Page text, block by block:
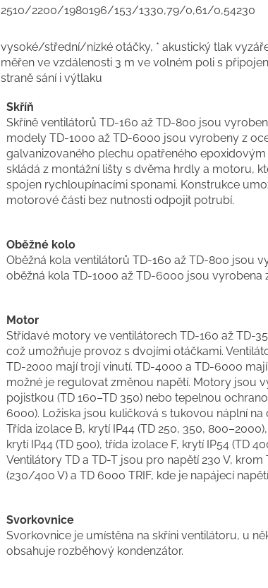
2510/2200/1980196/153/1330,79/0,61/0,54230
vysoké/střední/nízké otáčky, * akustický tlak
měřen ve vzdálenosti 3 m ve volném poli s
straně sání i výtlaku
Skříň
Skříně ventilátorů TD-160 až TD-800 jsou
modely TD-1000 až TD-6000 jsou vyrobeny z
galvanizovaného plechu opatřeného epoxidovým
skládá z montážní lišty s dvěma hrdly a motoru,
spojen rychloupínacími sponami. Konstrukce
motorové části bez nutnosti odpojit potrubí.
Oběžné kolo
Oběžná kola ventilátorů TD-160 až TD-800 jsou
oběžná kola TD-1000 až TD-6000 jsou vyrobena
Motor
Střídavé motory ve ventilátorech TD-160 až TD-
což umožňuje provoz s dvojími otáčkami.
TD-2000 mají trojí vinutí. TD-4000 a TD-6000
možné je regulovat změnou napětí. Motory jsou
pojistkou (TD 160–TD 350) nebo tepelnou
6000). Ložiska jsou kuličková s tukovou náplní na
Třída izolace B, krytí IP44 (TD 250, 350,
krytí IP44 (TD 500), třída izolace F, krytí IP54 (TD
Ventilátory TD a TD-T jsou pro napětí 230 V, krom
(230/400 V) a TD 6000 TRIF, kde je napájecí
Svorkovnice
Svorkovnice je umístěna na skříni ventilátoru, u
obsahuje rozběhový kondenzátor.